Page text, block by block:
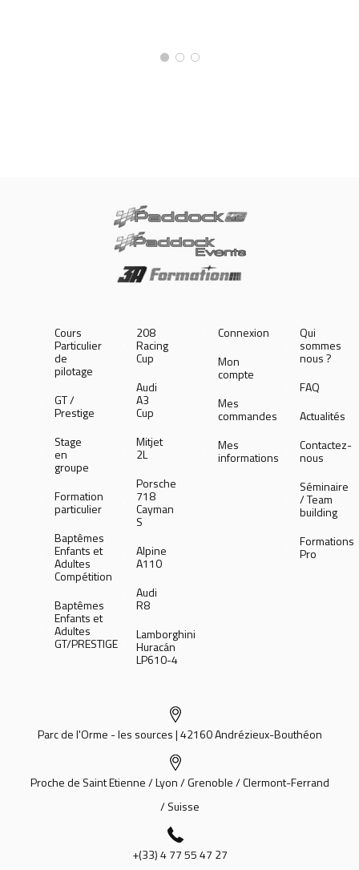
Cours
Particulier
de
pilotage
GT /
Prestige
Stage
en
groupe
Formation
particulier
Baptêmes
Enfants et
Adultes
Compétition
Baptêmes
Enfants et
Adultes
GT/PRESTIGE
208
Racing
Cup
Audi
A3
Cup
Mitjet
2L
Porsche
718
Cayman
S
Alpine
A110
Audi
R8
Lamborghini
Huracán
LP610-4
Connexion
Mon
compte
Mes
commandes
Mes
informations
Qui
sommes
nous ?
FAQ
Actualités
Contactez-
nous
Séminaire
/ Team
building
Formations
Pro
Parc de l'Orme - les sources | 42160 Andrézieux-Bouthéon
Proche de Saint Etienne / Lyon / Grenoble / Clermont-Ferrand
/ Suisse
+(33) 4 77 55 47 27